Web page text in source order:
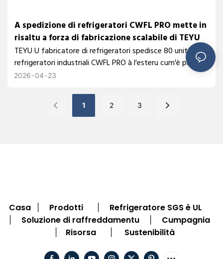
A spedizione di refrigeratori CWFL PRO mette in
risaltu a forza di fabricazione scalabile di TEYU
TEYU U fabricatore di refrigeratori spedisce 80 unità di
refrigeratori industriali CWFL PRO à l'esteru cum'è parte
di e so consegne mundiali di rutina, sustinute da 230 000
bisogni di raffreddamentu laser in fibra.
2026 04 23
1 2 3
Casa Prodotti Refrigeratore SGS è UL
Soluzione di raffreddamentu Cumpagnia
Risorsa Sustenibilità